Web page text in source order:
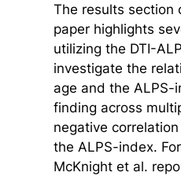
The results section
paper highlights
utilizing the DTI-
investigate the
age and the ALPS-
finding across
negative
the ALPS-index.
McKnight et al.